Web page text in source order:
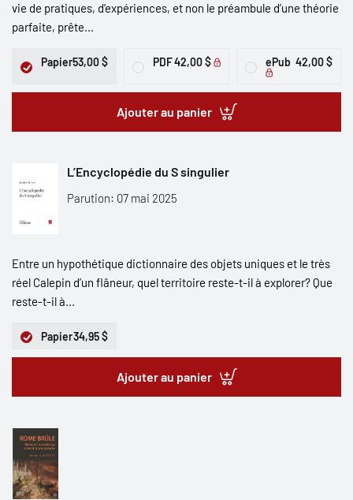
vie de pratiques, d’expériences, et non le préambule d’une théorie
parfaite, prête...
Papier53,00 $ PDF42,00 $ ePub 42,00 $
Ajouter au panier
L’Encyclopédie du S singulier
Parution: 07 mai 2025
Entre un hypothétique dictionnaire des objets uniques et le très
réel Calepin d’un flâneur, quel territoire reste-t-il à explorer? Que
reste-t-il à...
Papier34,95 $
Ajouter au panier